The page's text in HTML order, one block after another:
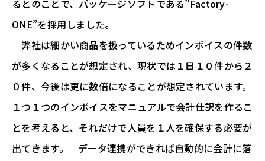
るとのことで、パッケージソフトである”Factory-
ONE”を採用しました。
弊社は細かい商品を扱っているためインボイスの件数
が多くなることが想定され、現状では１日１０件から２
０件、今後は更に数倍になることが想定されています。
１つ１つのインボイスをマニュアルで会計仕訳を作るこ
とを考えると、それだけで人員を１人を確保する必要が
出てきます。 データ連携ができれば自動的に会計に落